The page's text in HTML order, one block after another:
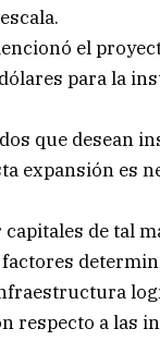
el
para la
que desean
expansión es
de tal
respecto a las